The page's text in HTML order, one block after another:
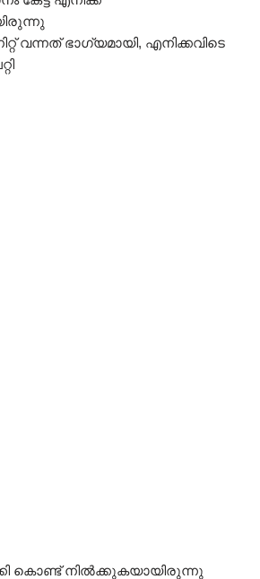
വന്നത് ഭാഗ്യമായി, എനിക്കവിടെ
കൊണ്ട് നിൽക്കുകയായിരുന്നു